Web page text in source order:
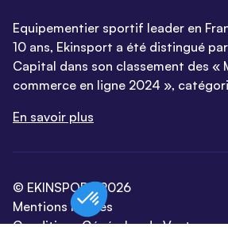
Equipementier sportif leader en
10 ans, Ekinsport a été distingué
Capital dans son classement des «
commerce en ligne 2024 »,
En savoir plus
© EKINSPORT 2026
Mentions légales